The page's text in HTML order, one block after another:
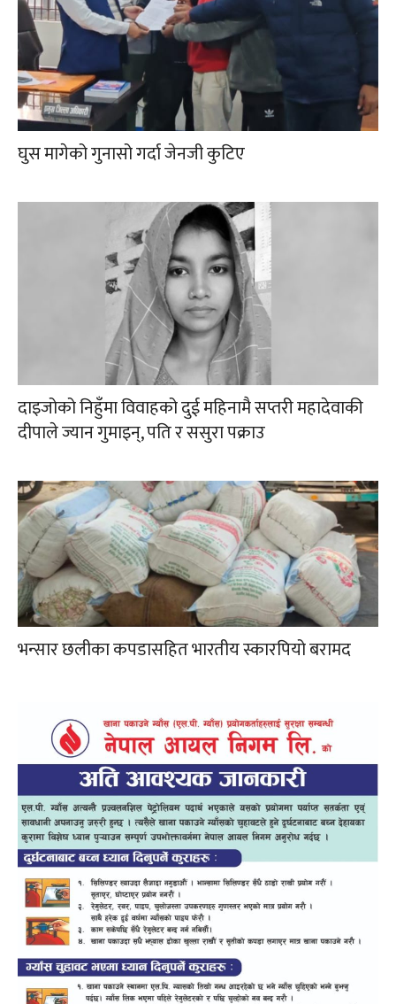
घुस मागेको गुनासो गर्दा जेनजी कुटिए
दाइजोको निहुँमा विवाहको दुई महिनामै सप्तरी महादेवाकी
दीपाले ज्यान गुमाइन्, पति र ससुरा पक्राउ
भन्सार छलीका कपडासहित भारतीय स्कारपियो बरामद